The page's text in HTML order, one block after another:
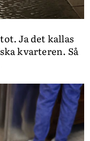
Ja det kallas
kvarteren. Så